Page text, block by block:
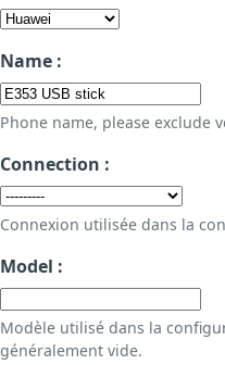
Name :
Phone name, please exclude
Connection :
Connexion utilisée dans la
Model :
Modèle utilisé dans la
généralement vide.